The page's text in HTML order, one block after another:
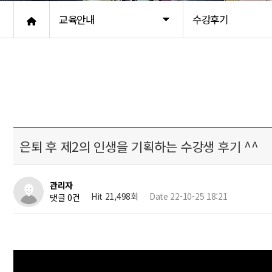
교육안내 수강후기
은퇴 후 제2의 인생을 기획하는 수강생 후기 ^^
관리자
댓글 0건
Hit 21,498회 Date 22-10-25 18:21